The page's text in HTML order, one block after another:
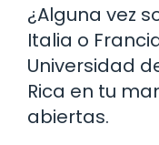
¿Alguna vez
Italia o
Universidad
Rica en tu
abiertas.